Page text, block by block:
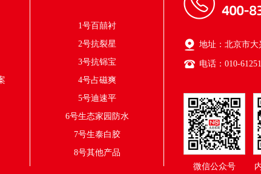
1号百囍衬
2号抗裂星
3号抗铞宝
4号占磁爽
5号迪速平
6号生态家园防水
7号生泰白胶
8号其他产品
地址：北京市大
电话：010-
微信公众号